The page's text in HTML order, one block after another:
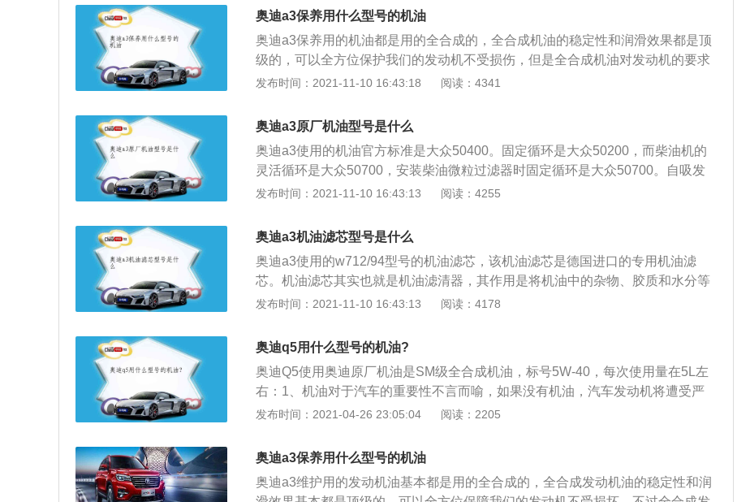
命。
发动机，最大马力是150ps，最大功率是110kw，最大扭矩是250nm，与其匹配
的是7挡双离合变速箱。
奥迪a3保养用什么型号的机油
奥迪a3保养用的机油都是用的全合成的，全合成机油的稳定性和润滑效果都是顶
级的，可以全方位保护我们的发动机不受损伤，但是全合成机油对发动机的要求
也比较高，如果发动机的精度不够，就没必要使用这种技术。机油就像是汽车的
锈防蚀的作用，还能增强汽车的驾驶体验。机油不是永远都用不完，使用一定公
里数之后机油就会消耗殆尽，此时就需要更换新的机油。换机油的时候我们有很
多选择，市面上常见的机油一共分为全合成机油，半合成机油和矿物质机油，这
三种机油的价格不一样，品质也不同。很多4s店都会推荐车主使用全合成机油，
因为这种机油的质量最好，价格也最贵。全合成机油虽然是品质最高端的，但并
发布时间：2021-11-10 16:43:18 阅读：4341
奥迪a3原厂机油型号是什么
奥迪a3使用的机油官方标准是大众50400。固定循环是大众50200，而柴油机的
灵活循环是大众50700，安装柴油微粒过滤器时固定循环是大众50700。自吸发
动机对机油的性能要求不高，可以使用矿物油和半合成油，预算大可以使用全合
的机油性能需要更好，需要流动性更好的润滑油，最好使用全合成机油。选择机
油品牌，在意机油的长效性，选择美孚机油；注重机油的清洁性能，壳牌机油可
以使用；如果需要油膜韧性强的机油，可以选择嘉实多。比如涡轮增压发动机，
高速运转时容易积碳，可以使用清洁能力强的壳牌合成机油。
发布时间：2021-11-10 16:43:13 阅读：4255
奥迪a3机油滤芯型号是什么
奥迪a3使用的w712/94型号的机油滤芯，该机油滤芯是德国进口的专用机油滤
芯。机油滤芯其实也就是机油滤清器，其作用是将机油中的杂物、胶质和水分等
杂物滤除，保证向各润滑部位输送的机油是清洁的。为了减少发动机各零部件之
生损坏。但是，机油本身是具有一定的杂质、胶质、水分等的，如果不经过机油
滤清器的滤清，这些杂物会被直接输送到各个部位，从而损坏零部件。因此，正
是因为有机油滤清器的存在，才使得被输送到各个部位的机油是干净、清洁的，
从而延长各个零件的寿命。所以，机油滤清器的作用是无可替代的。
发布时间：2021-11-10 16:43:13 阅读：4178
奥迪q5用什么型号的机油?
奥迪Q5使用奥迪原厂机油是SM级全合成机油，标号5W-40，每次使用量在5L左
右：1、机油对于汽车的重要性不言而喻，如果没有机油，汽车发动机将遭受严
重损坏，导致汽车寸步难行；2、机油不仅担负润滑重任，它还具有冷却、清
如何选择。按SAE法分类机油，冬季用油有6种，夏季用油有5种，冬夏通用油有
16种；4、冬季用油牌号：OW、5W、10W、15W、20W、25W。符号W代表冬
季，W前的数字越小，其低温粘度越小，低温流动性越好，适用的最低气温越
发布时间：2021-04-26 23:05:04 阅读：2205
奥迪a3保养用什么型号的机油
奥迪a3维护用的发动机油基本都是用的全合成的，全合成发动机油的稳定性和润